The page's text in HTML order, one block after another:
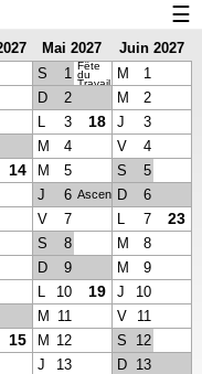
semaines
☰
Mai 2027
Juin 2027
S 1 Fête
du
Travail
M
1
D 2 M
2
L 3 18 J
3
M 4 V
4
14 M 5 S
5
J 6 Ascension
D
6
V 7 L 7 23
S 8 M
8
D 9 M
9
L 10 19 J
10
M 11 V
11
15 M 12 S
12
J 13 D 13